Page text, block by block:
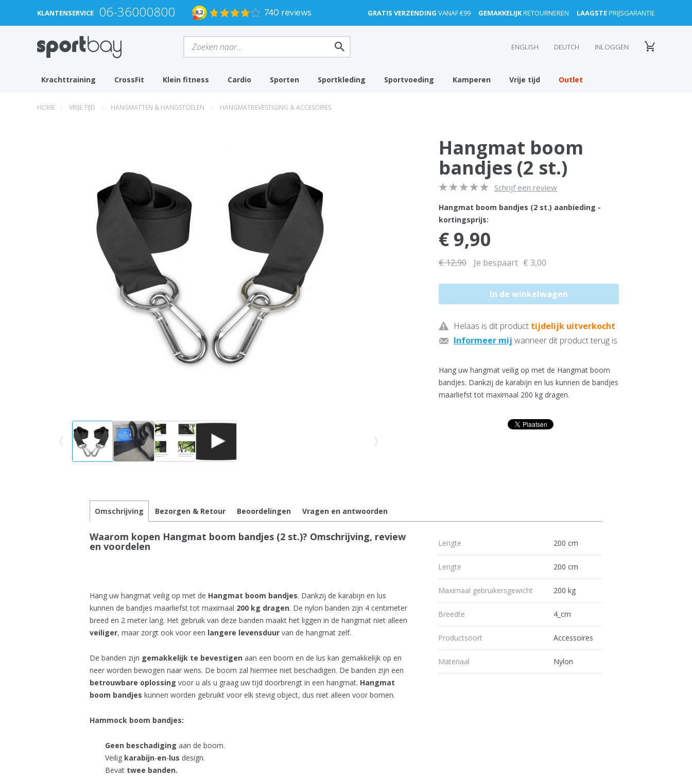
KLANTENSERVICE 06-36000800 GRATIS VERZENDING VANAF €99 GEMAKKELIJKRETOURNEREN LAAGSTEPRIJSGARANTIE
ENGLISH DEUTCH INLOGGEN
Krachttraining CrossFit Klein fitness Cardio Sporten Sportkleding Sportvoeding Kamperen Vrije tijd Outlet
HOME VRIJE TIJD HANGMATTEN & HANGSTOELEN HANGMATBEVESTIGING & ACCESOIRES
Hangmat boom
bandjes (2 st.)
Schrijf een review
Hangmat boom bandjes (2 st.) aanbieding -
kortingsprijs:
€ 9,90
€ 12,90 Je bespaart € 3,00
Helaas is dit product tijdelijk uitverkocht
Informeer mij wanneer dit product terug is
Hang uw hangmat veilig op met de Hangmat boom
bandjes. Dankzij de karabijn en lus kunnen de bandjes
maarliefst tot maximaal 200 kg dragen.
Omschrijving Bezorgen & Retour Beoordelingen Vragen en antwoorden
Waarom kopen Hangmat boom bandjes (2 st.)? Omschrijving, review
en voordelen
Hang uw hangmat veilig op met de Hangmat boom bandjes. Dankzij de karabijn en lus
kunnen de bandjes maarliefst tot maximaal 200 kg dragen. De nylon banden zijn 4 centimeter
breed en 2 meter lang. Het gebruik van deze banden maakt het liggen in de hangmat niet alleen
veiliger, maar zorgt ook voor een langere levensduur van de hangmat zelf.
De banden zijn gemakkelijk te bevestigen aan een boom en de lus kan gemakkelijk op en
neer worden bewogen naar wens. De boom zal hiermee niet beschadigen. De banden zijn een
betrouwbare oplossing voor u als u graag uw tijd doorbrengt in een hangmat. Hangmat
boom bandjes kunnen worden gebruikt voor elk stevig object, dus niet alleen voor bomen.
Hammock boom bandjes:
Geen beschadiging aan de boom.
Veilig karabijn-en-lus design.
Bevat twee banden.
Lengte 200 cm
Lengte 200 cm
Maximaal gebruikersgewicht 200 kg
Breedte 4_cm
Productsoort Accessoires
Materiaal Nylon